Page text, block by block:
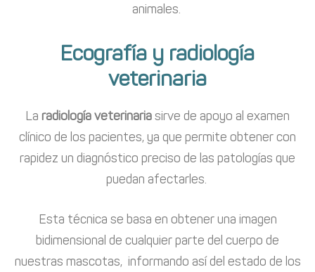
animales.
Ecografía y radiología
veterinaria
La radiología veterinariasirve de apoyo al examen
clínico de los pacientes, ya que permite obtener con
rapidez un diagnóstico preciso de las patologías que
puedan afectarles.
Esta técnica se basa en obtener una imagen
bidimensional de cualquier parte del cuerpo de
nuestras mascotas, informando así del estado de los